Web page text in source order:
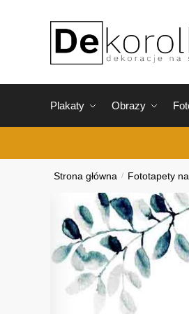
Plakaty Obrazy
Strona główna / Fototapety